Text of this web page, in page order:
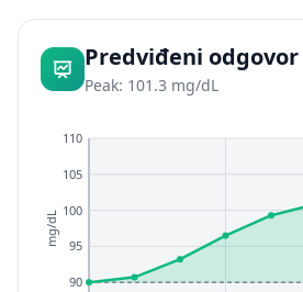
Predviđeni
Peak: 101.3 mg/dL
90
95
100
105
110
mg/dL